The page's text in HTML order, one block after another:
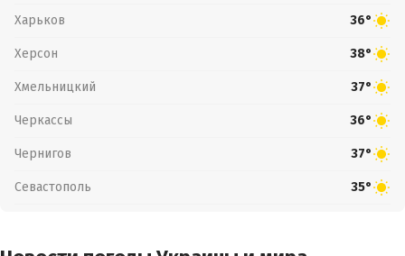
Харьков 36°
Херсон 38°
Хмельницкий 37°
Черкассы 36°
Чернигов 37°
Севастополь 35°